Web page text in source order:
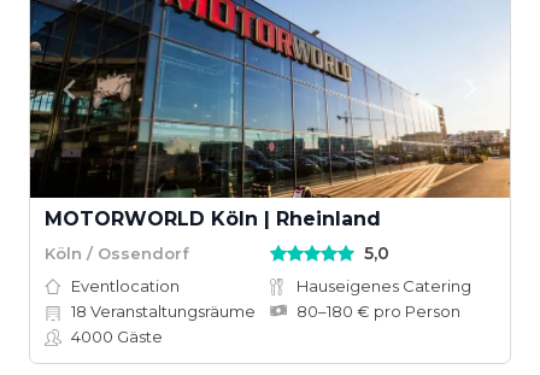
MOTORWORLD Köln | Rheinland
Köln / Ossendorf 5,0
Eventlocation
Hauseigenes Catering
18 Veranstaltungsräume
80–180 € pro Person
4000 Gäste